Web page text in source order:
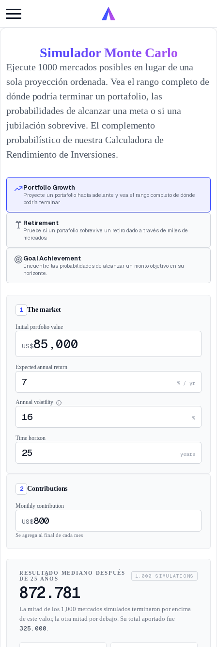
Simulador Monte Carlo
Ejecute 1000 mercados posibles en lugar de una
sola proyección ordenada. Vea el rango completo de
dónde podría terminar un portafolio, las
probabilidades de alcanzar una meta o si una
jubilación sobrevive. El complemento
probabilístico de nuestra Calculadora de
Rendimiento de Inversiones.
Portfolio Growth
Proyecte un portafolio hacia adelante y vea el rango completo de dónde
podría terminar.
Retirement
Pruebe si un portafolio sobrevive un retiro dado a través de miles de
mercados.
Goal Achievement
Encuentre las probabilidades de alcanzar un monto objetivo en su
horizonte.
1 The market
Initial portfolio value
US$
Expected annual return
% / yr
Annual volatility
%
Time horizon
years
2 Contributions
Monthly contribution
US$
Se agrega al final de cada mes
RESULTADO MEDIANO DESPUÉS
DE 25 AÑOS
1,000 SIMULATIONS
872.781
La mitad de los 1,000 mercados simulados terminaron por encima
de este valor, la otra mitad por debajo. Su total aportado fue
325.000.